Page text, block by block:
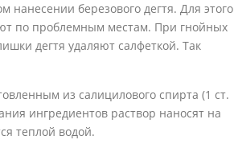
березового дегтя. Для этого
по проблемным местам. При гнойных
дегтя удаляют салфеткой. Так
из салицилового спирта (1 ст.
ингредиентов раствор наносят на
теплой водой.